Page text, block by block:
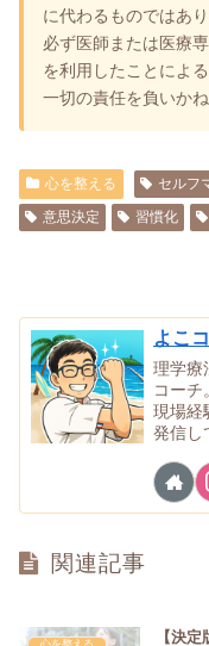
に代わるものではあ
必ず医師または医療
を利用したことによ
一切の責任を負いかね
心を整える セルフ
意思決定
習慣化
よこ
理学療
コーチ
現場経
発信し
関連記事
心を整える 【決